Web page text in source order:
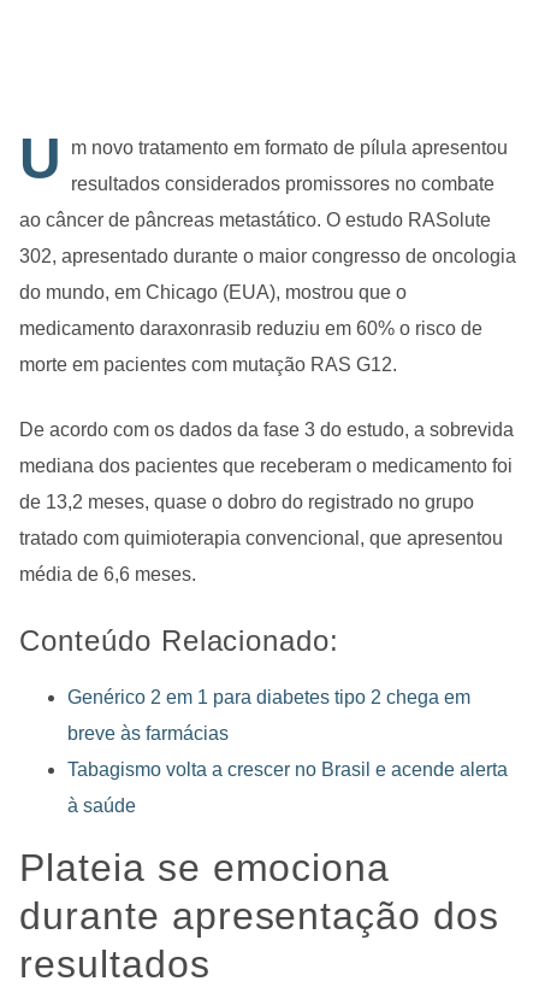
U
m novo tratamento em formato de pílula apresentou
resultados considerados promissores no combate
ao câncer de pâncreas metastático. O estudo RASolute
302, apresentado durante o maior congresso de oncologia
do mundo, em Chicago (EUA), mostrou que o
medicamento daraxonrasib reduziu em 60% o risco de
morte em pacientes com mutação RAS G12.
De acordo com os dados da fase 3 do estudo, a sobrevida
mediana dos pacientes que receberam o medicamento foi
de 13,2 meses, quase o dobro do registrado no grupo
tratado com quimioterapia convencional, que apresentou
média de 6,6 meses.
Conteúdo Relacionado:
Genérico 2 em 1 para diabetes tipo 2 chega em
breve às farmácias
Tabagismo volta a crescer no Brasil e acende alerta
à saúde
Plateia se emociona
durante apresentação dos
resultados